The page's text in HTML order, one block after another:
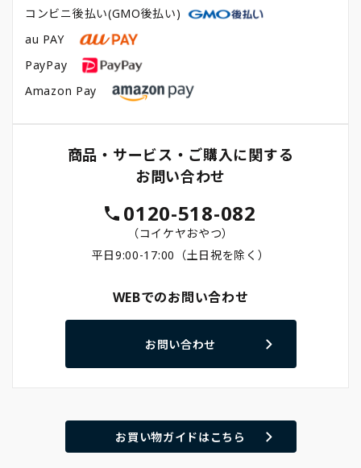
コンビニ後払い(GMO後払い)
au PAY
PayPay
Amazon Pay
商品・サービス・ご購入に関する
お問い合わせ
0120-518-082
（コイケヤおやつ）
平日9:00-17:00（土日祝を除く）
WEBでのお問い合わせ
お問い合わせ
お買い物ガイドはこちら